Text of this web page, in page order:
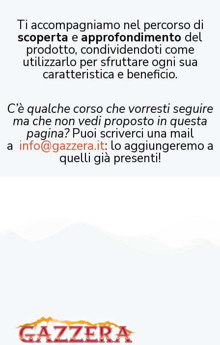
Ti accompagniamo nel percorso di
scoperta e approfondimento del
prodotto, condividendoti come
utilizzarlo per sfruttare ogni sua
caratteristica e beneficio.
C’è qualche corso che vorresti seguire
ma che non vedi proposto in questa
pagina?Puoi scriverci una mail
a info@gazzera.it: lo aggiungeremo a
quelli già presenti!